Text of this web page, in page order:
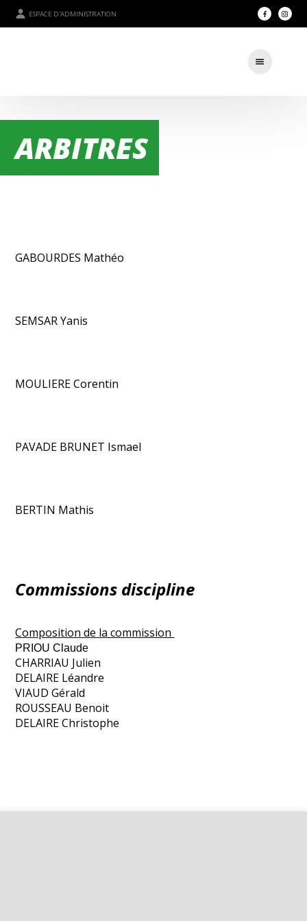
ESPACE D'ADMINISTRATION
ARBITRES
GABOURDES Mathéo
SEMSAR Yanis
MOULIERE Corentin
PAVADE BRUNET Ismael
BERTIN Mathis
Commissions discipline
Composition de la commission
PRIOU Claude
CHARRIAU Julien
DELAIRE Léandre
VIAUD Gérald
ROUSSEAU Benoit
DELAIRE Christophe